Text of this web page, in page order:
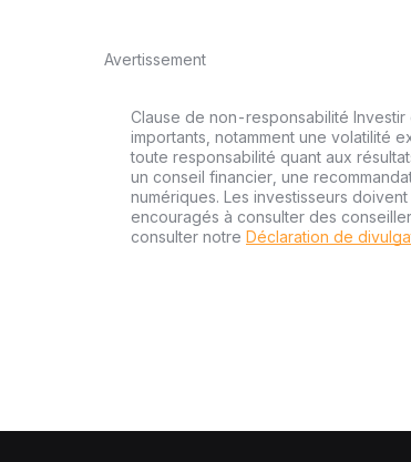
Avertissement
Clause de non-responsabilité
importants, notamment une volatilité
toute responsabilité quant aux
un conseil financier, une
numériques. Les investisseurs
encouragés à consulter des
consulter notre Déclaration de